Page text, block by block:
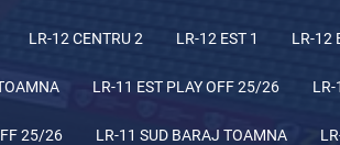
LR-12 CENTRU 2 LR-12 EST 1 LR-12
LR-11 EST PLAY OFF 25/26 LR-
25/26 LR-11 SUD BARAJ TOAMNA